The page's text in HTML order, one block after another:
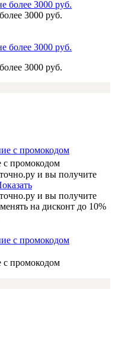
3000 руб.
3000 руб.
с промокодом
и вы получите
и вы получите
на дисконт до 10%
с промокодом